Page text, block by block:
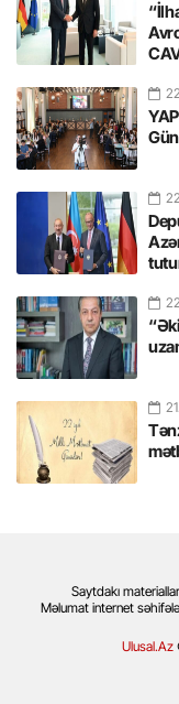
Saytdakı
Məlumat internet
Ulusal.Az